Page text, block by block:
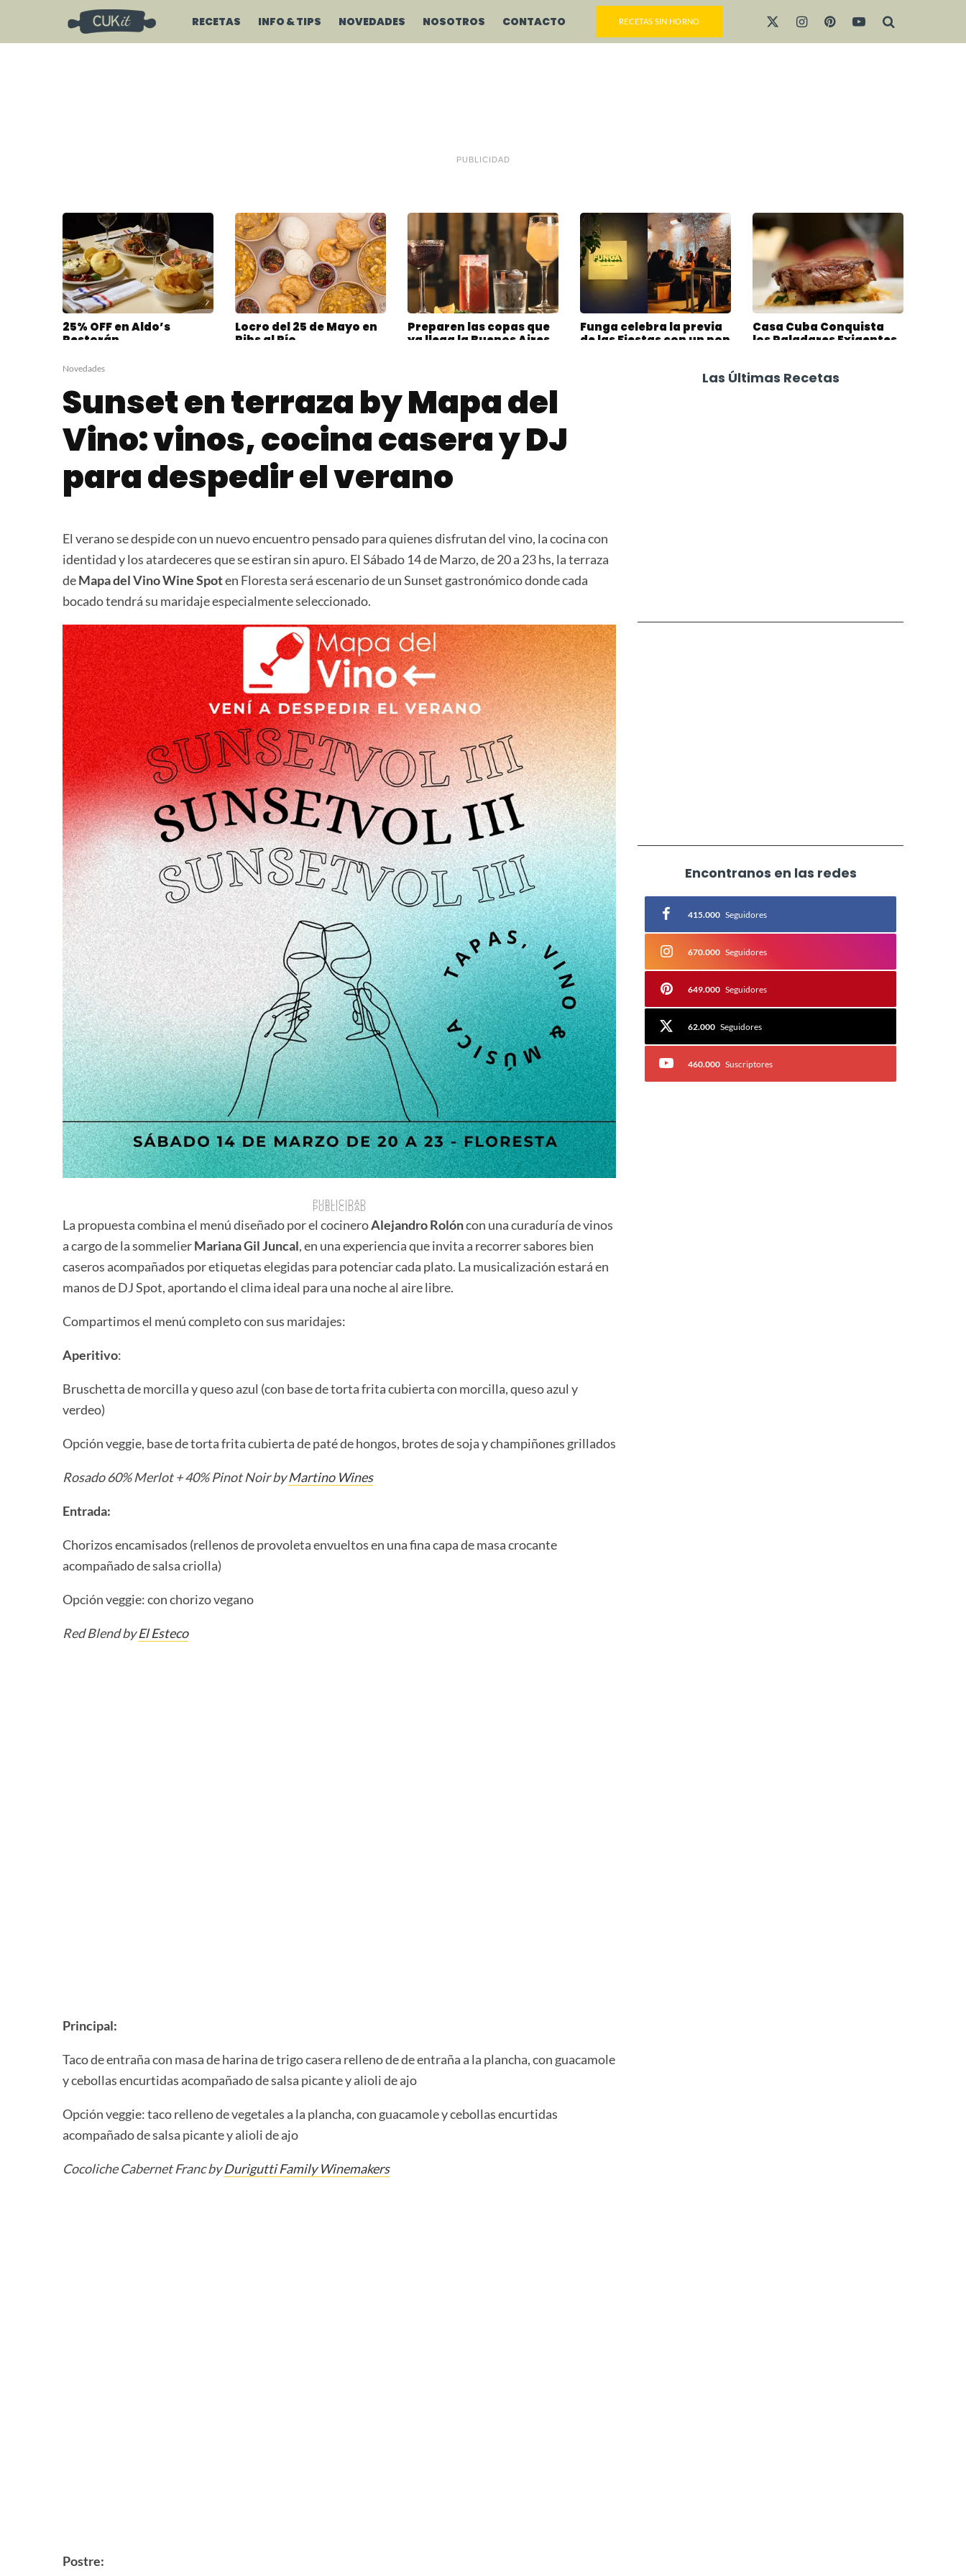
RECETAS INFO & TIPS NOVEDADES NOSOTROS CONTACTO RECETAS SIN HORNO
PUBLICIDAD
25% OFF en Aldo’s
Restorán
Locro del 25 de Mayo en
Ribs al Río
Preparen las copas que
ya llega la Buenos Aires
Funga celebra la previa
de las Fiestas con un pop
Casa Cuba Conquista
los Paladares Exigentes
Novedades
Sunset en terraza by Mapa del
Vino: vinos, cocina casera y DJ
para despedir el verano
El verano se despide con un nuevo encuentro pensado para quienes disfrutan del vino, la cocina con
identidad y los atardeceres que se estiran sin apuro. El Sábado 14 de Marzo, de 20 a 23 hs, la terraza
deMapa del Vino Wine Spoten Floresta será escenario de un Sunset gastronómico donde cada
bocado tendrá su maridaje especialmente seleccionado.
PUBLICIDAD
PUBLICIDAD
La propuesta combina el menú diseñado por el cocineroAlejandro Rolóncon una curaduría de vinos
a cargo de la sommelierMariana Gil Juncal, en una experiencia que invita a recorrer sabores bien
caseros acompañados por etiquetas elegidas para potenciar cada plato. La musicalización estará en
manos de DJ Spot, aportando el clima ideal para una noche al aire libre.
Compartimos el menú completo con sus maridajes:
Aperitivo:
Bruschetta de morcilla y queso azul (con base de torta frita cubierta con morcilla, queso azul y
verdeo)
Opción veggie, base de torta frita cubierta de paté de hongos, brotes de soja y champiñones grillados
Rosado 60% Merlot + 40% Pinot Noir byMartino Wines
Entrada:
Chorizos encamisados (rellenos de provoleta envueltos en una fina capa de masa crocante
acompañado de salsa criolla)
Opción veggie: con chorizo vegano
Red Blend byEl Esteco
Principal:
Taco de entraña con masa de harina de trigo casera relleno de de entraña a la plancha, con guacamole
y cebollas encurtidas acompañado de salsa picante y alioli de ajo
Opción veggie: taco relleno de vegetales a la plancha, con guacamole y cebollas encurtidas
acompañado de salsa picante y alioli de ajo
Cocoliche Cabernet Franc byDurigutti Family Winemakers
Postre:
Las Últimas Recetas
Encontranos en las redes
415.000 Seguidores
670.000 Seguidores
649.000 Seguidores
62.000 Seguidores
460.000 Suscriptores